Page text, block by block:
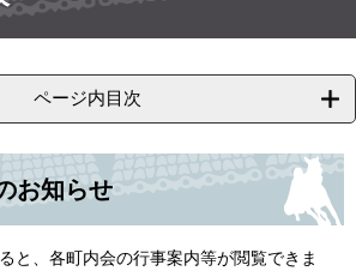
ページ内目次
お知らせ
と、各町内会の行事案内等が閲覧できま